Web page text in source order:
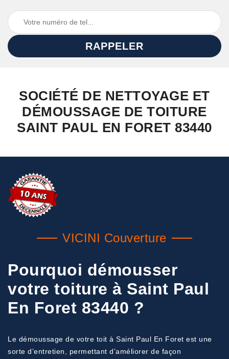
SOCIÉTÉ DE NETTOYAGE ET
DÉMOUSSAGE DE TOITURE
SAINT PAUL EN FORET 83440
VICINI Couverture
Pourquoi démousser
votre toiture à Saint Paul
En Foret 83440 ?
Le démoussage de votre toit à Saint Paul En Foret est une
sorte d’entretien, permettant d’améliorer de façon